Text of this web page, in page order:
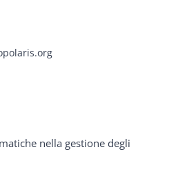
nella gestione degli